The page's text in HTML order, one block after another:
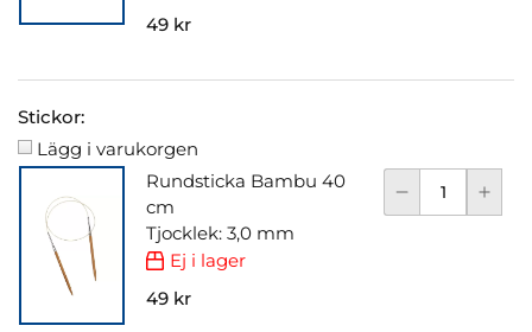
49 kr
Stickor:
Lägg i varukorgen
Rundsticka Bambu 40
cm
Tjocklek: 3,0 mm
Ej i lager
49 kr